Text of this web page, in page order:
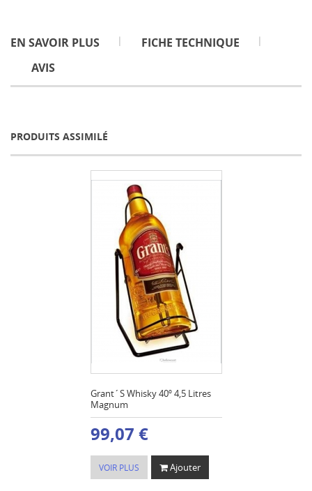
EN SAVOIR PLUS
FICHE TECHNIQUE
AVIS
PRODUITS ASSIMILÉ
Grant´S Whisky 40º 4,5 Litres
Magnum
99,07 €
VOIR PLUS Ajouter